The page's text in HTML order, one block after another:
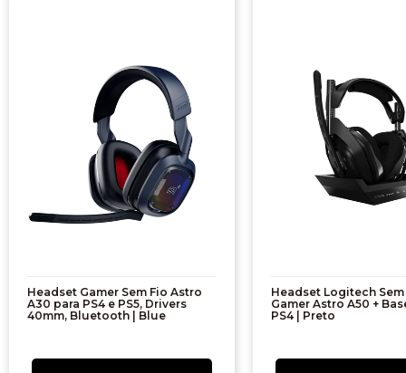
Headset Gamer Sem Fio Astro
A30 para PS4 e PS5, Drivers
40mm, Bluetooth | Blue
Headset Logitech Sem
Gamer Astro A50 +
PS4 | Preto